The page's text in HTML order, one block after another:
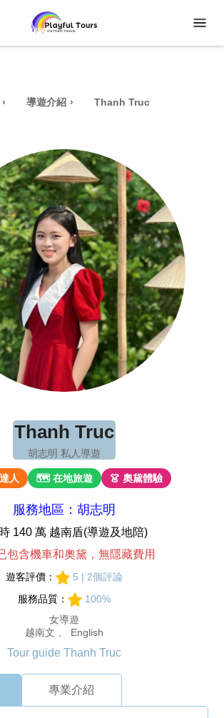
導遊介紹 Thanh Truc
Thanh Truc
胡志明 私人導遊
人 🗺 在地旅遊 👗 奧黛體驗
服務地區：胡志明
140 萬 越南盾(導遊及地陪)
包含機車和奧黛，無隱藏費用
遊客評價：
5 | 2個評論
服務品質：
100%
女導遊
越南文 、 English
Tour guide Thanh Truc
專業介紹